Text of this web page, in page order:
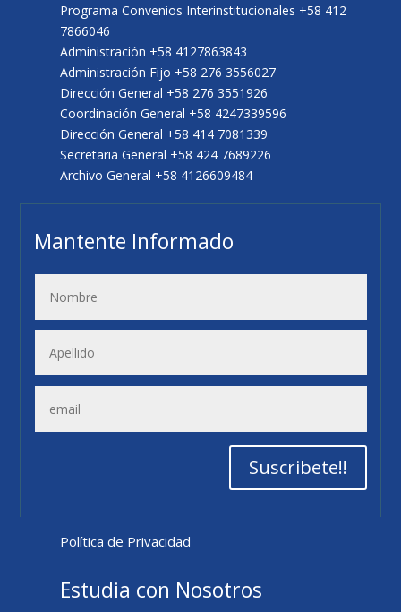
Programa Convenios Interinstitucionales +58 412
7866046
Administración +58 4127863843
Administración Fijo +58 276 3556027
Dirección General +58 276 3551926
Coordinación General +58 4247339596
Dirección General +58 414 7081339
Secretaria General +58 424 7689226
Archivo General +58 4126609484
Mantente Informado
Suscribete!!
Política de Privacidad
Estudia con Nosotros